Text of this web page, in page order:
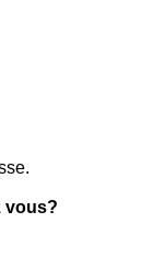
vous?